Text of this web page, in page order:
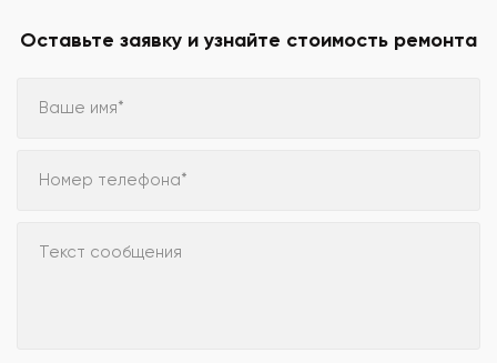
Оставьте заявку и узнайте стоимость ремонта
Ваше имя*
Номер телефона*
Текст сообщения